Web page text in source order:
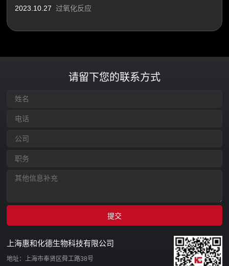
2023.10.27 过氧化反应
请留下您的联系方式
上海惠和化德生物科技有限公司
地址：上海市奉贤区舜工路38号